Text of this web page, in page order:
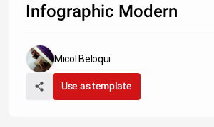
Infographic Modern
Micol Beloqui
Use as template